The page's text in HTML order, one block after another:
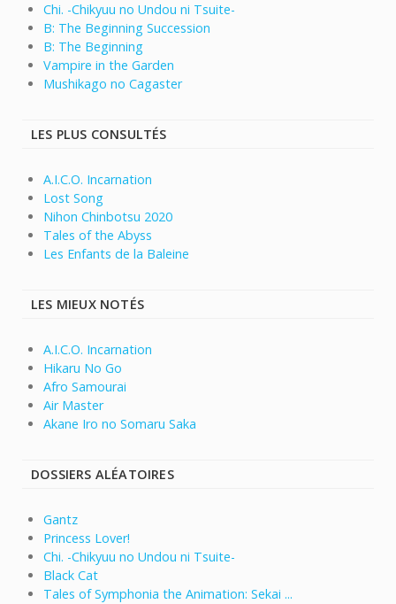
Chi. -Chikyuu no Undou ni Tsuite-
B: The Beginning Succession
B: The Beginning
Vampire in the Garden
Mushikago no Cagaster
LES PLUS CONSULTÉS
A.I.C.O. Incarnation
Lost Song
Nihon Chinbotsu 2020
Tales of the Abyss
Les Enfants de la Baleine
LES MIEUX NOTÉS
A.I.C.O. Incarnation
Hikaru No Go
Afro Samourai
Air Master
Akane Iro no Somaru Saka
DOSSIERS ALÉATOIRES
Gantz
Princess Lover!
Chi. -Chikyuu no Undou ni Tsuite-
Black Cat
Tales of Symphonia the Animation: Sekai ...